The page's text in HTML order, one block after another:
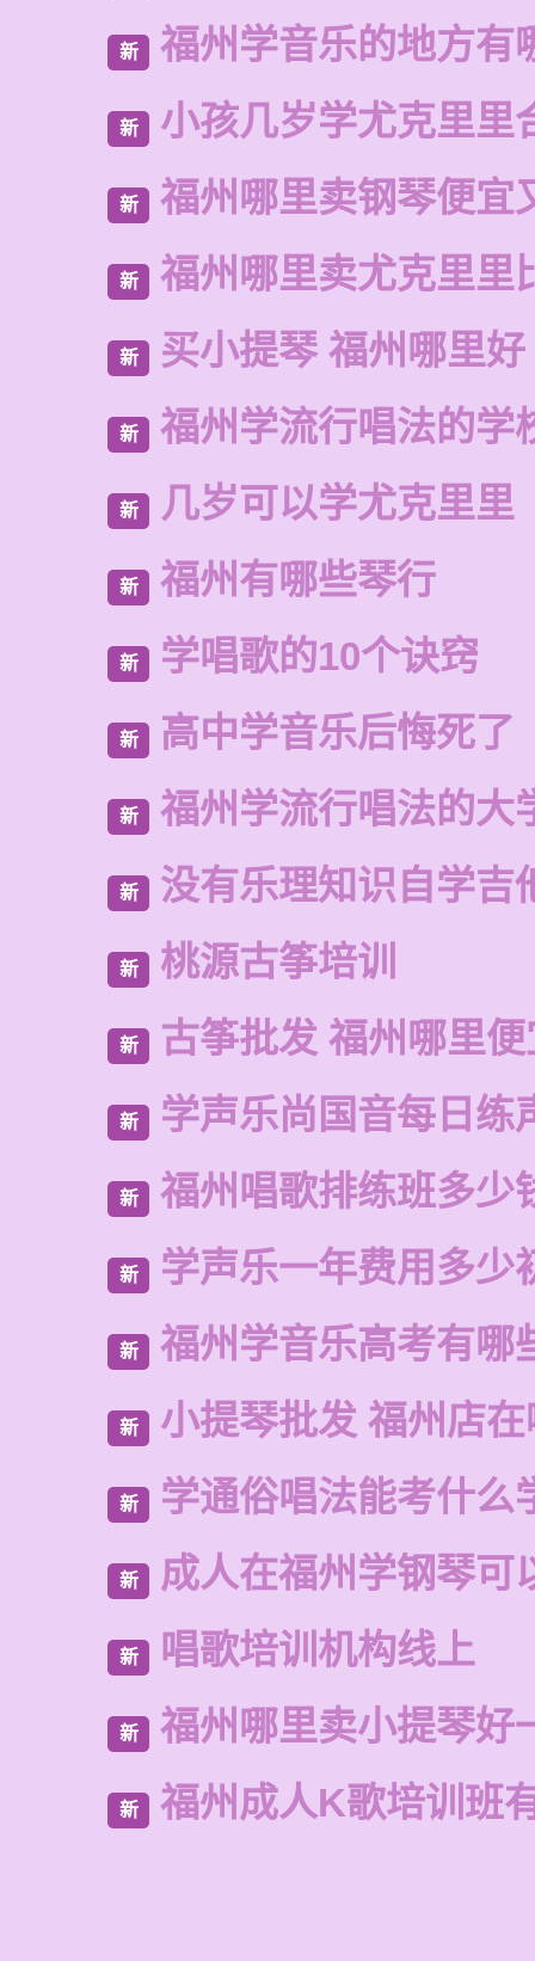
新 福州学音乐的地方有
新 小孩几岁学尤克里里
新 福州哪里卖钢琴便宜
新 福州哪里卖尤克里里
新 买小提琴 福州哪里好
新 福州学流行唱法的学
新 几岁可以学尤克里里
新 福州有哪些琴行
新 学唱歌的10个诀窍
新 高中学音乐后悔死了
新 福州学流行唱法的大
新 没有乐理知识自学吉
新 桃源古筝培训
新 古筝批发 福州哪里便
新 学声乐尚国音每日练
新 福州唱歌排练班多少
新 学声乐一年费用多少
新 福州学音乐高考有哪
新 小提琴批发 福州店
新 学通俗唱法能考什么
新 成人在福州学钢琴可
新 唱歌培训机构线上
新 福州哪里卖小提琴好
新 福州成人K歌培训班